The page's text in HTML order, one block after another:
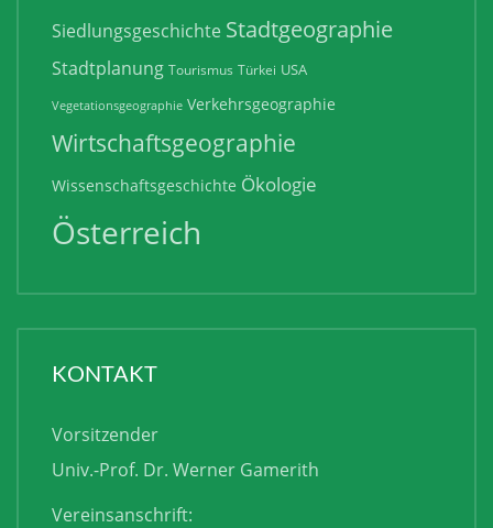
Siedlungsgeschichte Stadtgeographie
Stadtplanung Tourismus Türkei USA
Vegetationsgeographie Verkehrsgeographie
Wirtschaftsgeographie
Wissenschaftsgeschichte Ökologie
Österreich
KONTAKT
Vorsitzender
Univ.-Prof. Dr. Werner Gamerith
Vereinsanschrift: